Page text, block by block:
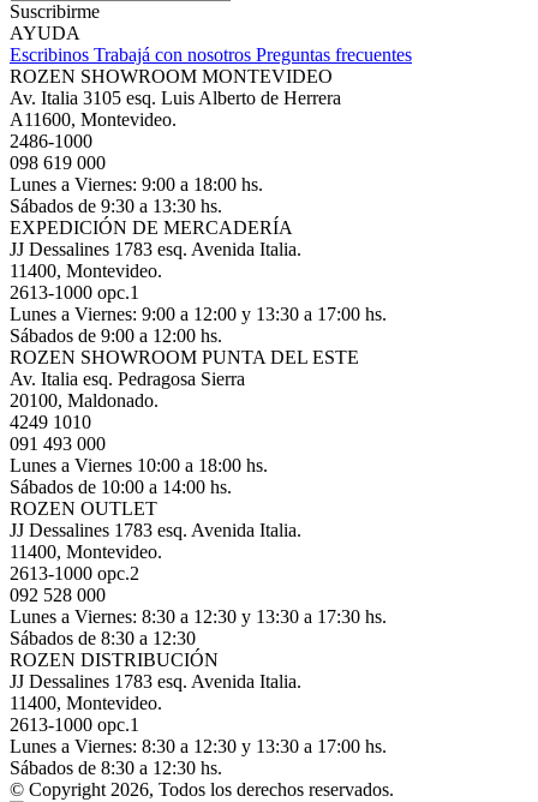
Suscribirme
AYUDA
Escribinos Trabajá con nosotros Preguntas frecuentes
ROZEN SHOWROOM MONTEVIDEO
Av. Italia 3105 esq. Luis Alberto de Herrera
A11600, Montevideo.
2486-1000
098 619 000
Lunes a Viernes: 9:00 a 18:00 hs.
Sábados de 9:30 a 13:30 hs.
EXPEDICIÓN DE MERCADERÍA
JJ Dessalines 1783 esq. Avenida Italia.
11400, Montevideo.
2613-1000 opc.1
Lunes a Viernes: 9:00 a 12:00 y 13:30 a 17:00 hs.
Sábados de 9:00 a 12:00 hs.
ROZEN SHOWROOM PUNTA DEL ESTE
Av. Italia esq. Pedragosa Sierra
20100, Maldonado.
4249 1010
091 493 000
Lunes a Viernes 10:00 a 18:00 hs.
Sábados de 10:00 a 14:00 hs.
ROZEN OUTLET
JJ Dessalines 1783 esq. Avenida Italia.
11400, Montevideo.
2613-1000 opc.2
092 528 000
Lunes a Viernes: 8:30 a 12:30 y 13:30 a 17:30 hs.
Sábados de 8:30 a 12:30
ROZEN DISTRIBUCIÓN
JJ Dessalines 1783 esq. Avenida Italia.
11400, Montevideo.
2613-1000 opc.1
Lunes a Viernes: 8:30 a 12:30 y 13:30 a 17:00 hs.
Sábados de 8:30 a 12:30 hs.
© Copyright 2026, Todos los derechos reservados.